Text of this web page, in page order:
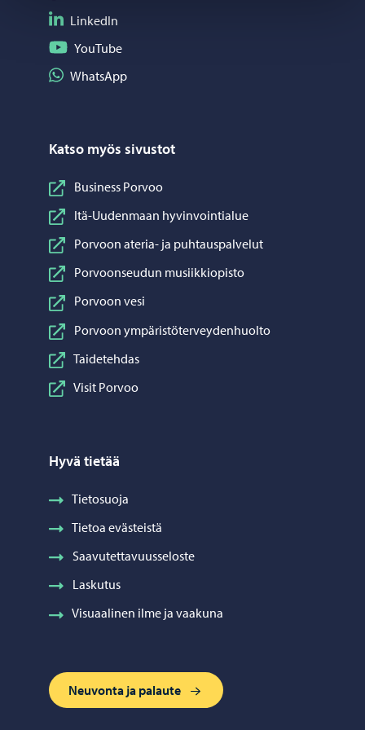
Seuraa LinkedIn
LinkedIn
Seuraa YouTube
YouTube
Jaa WhatsApp
WhatsApp
Katso myös sivustot
Business Porvoo
Itä-Uudenmaan hyvinvointialue
Porvoon ateria- ja puhtauspalvelut
Porvoonseudun musiikkiopisto
Porvoon vesi
Porvoon ympäristöterveydenhuolto
Taidetehdas
Visit Porvoo
Hyvä tietää
Tietosuoja
Tietoa evästeistä
Saavutettavuusseloste
Laskutus
Visuaalinen ilme ja vaakuna
Neuvonta ja palaute